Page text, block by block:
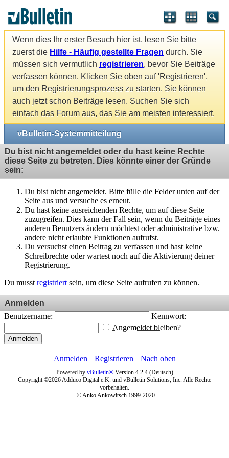
Wenn dies Ihr erster Besuch hier ist, lesen Sie bitte
zuerst die Hilfe - Häufig gestellte Fragen durch. Sie
müssen sich vermutlich registrieren, bevor Sie Beiträge
verfassen können. Klicken Sie oben auf 'Registrieren',
um den Registrierungsprozess zu starten. Sie können
auch jetzt schon Beiträge lesen. Suchen Sie sich
einfach das Forum aus, das Sie am meisten interessiert.
vBulletin-Systemmitteilung
Du bist nicht angemeldet oder du hast keine Rechte
diese Seite zu betreten. Dies könnte einer der Gründe
sein:
Du bist nicht angemeldet. Bitte fülle die Felder unten auf der
Seite aus und versuche es erneut.
Du hast keine ausreichenden Rechte, um auf diese Seite
zuzugreifen. Dies kann der Fall sein, wenn du Beiträge eines
anderen Benutzers ändern möchtest oder administrative bzw.
andere nicht erlaubte Funktionen aufrufst.
Du versuchst einen Beitrag zu verfassen und hast keine
Schreibrechte oder wartest noch auf die Aktivierung deiner
Registrierung.
Du musst registriert sein, um diese Seite aufrufen zu können.
Anmelden
Benutzername:
Kennwort:
Angemeldet bleiben?
Anmelden
Anmelden Registrieren Nach oben
Powered by vBulletin®Version 4.2.4 (Deutsch)
Copyright ©2026 Adduco Digital e.K. und vBulletin Solutions, Inc. Alle Rechte
vorbehalten.
© Anko Ankowitsch 1999-2020